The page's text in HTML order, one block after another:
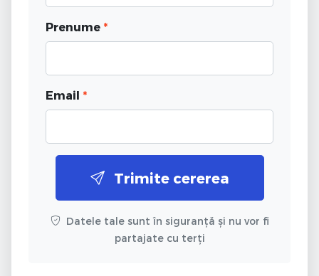
Prenume *
Email *
Trimite cererea
Datele tale sunt în siguranță și nu vor fi
partajate cu terți